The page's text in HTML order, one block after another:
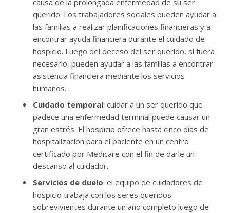
querido. Los trabajadores sociales pueden ayudar a
las familias a realizar planificaciones financieras y a
encontrar ayuda financiera durante el cuidado de
hospicio. Luego del deceso del ser querido, si fuera
necesario, pueden ayudar a las familias a encontrar
asistencia financiera mediante los servicios
humanos.
Cuidado temporal: cuidar a un ser querido que
padece una enfermedad terminal puede causar un
gran estrés. El hospicio ofrece hasta cinco días de
hospitalización para el paciente en un centro
certificado por Medicare con el fin de darle un
descanso al cuidador.
Servicios de duelo: el equipo de cuidadores de
hospicio trabaja con los seres queridos
sobrevivientes durante un año completo luego de